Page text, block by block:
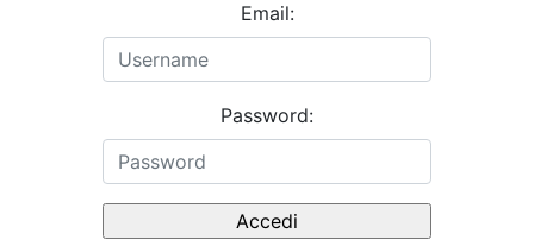
Email:
Password: